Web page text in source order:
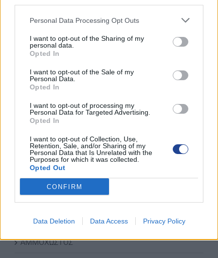
Personal Data Processing Opt Outs
I want to opt-out of the Sharing of my
personal data.
Opted In
I want to opt-out of the Sale of my
Personal Data.
Opted In
I want to opt-out of processing my
Personal Data for Targeted Advertising.
Opted In
I want to opt-out of Collection, Use,
Retention, Sale, and/or Sharing of my
Personal Data that Is Unrelated with the
Purposes for which it was collected.
Opted Out
CONFIRM
Data Deletion Data Access Privacy Policy
ΚΑΤΗΓΟΡΙΕΣ ΝΕΩΝ
ΑΜΜΟΧΩΣΤΟΣ